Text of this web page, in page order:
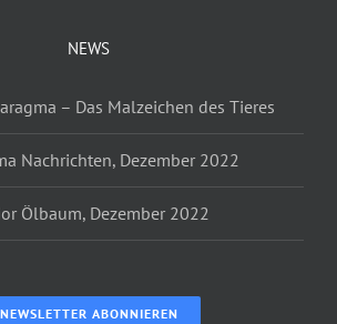
NEWS
– Das Malzeichen des Tieres
Nachrichten, Dezember 2022
Ölbaum, Dezember 2022
NEWSLETTER ABONNIEREN